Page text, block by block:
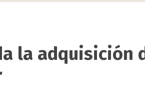
la adquisición